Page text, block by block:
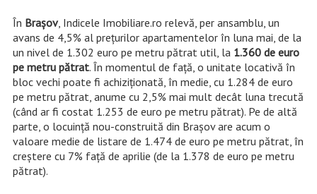
În Brașov, Indicele Imobiliare.ro relevă, per ansamblu, un
avans de 4,5% al prețurilor apartamentelor în luna mai, de la
un nivel de 1.302 euro pe metru pătrat util, la1.360 de euro
pe metru pătrat. În momentul de față, o unitate locativă în
bloc vechi poate fi achiziționată, în medie, cu 1.284 de euro
pe metru pătrat, anume cu 2,5% mai mult decât luna trecută
(când ar fi costat 1.253 de euro pe metru pătrat). Pe de altă
parte, o locuință nou-construită din Brașov are acum o
valoare medie de listare de 1.474 de euro pe metru pătrat, în
creștere cu 7% față de aprilie (de la 1.378 de euro pe metru
pătrat).